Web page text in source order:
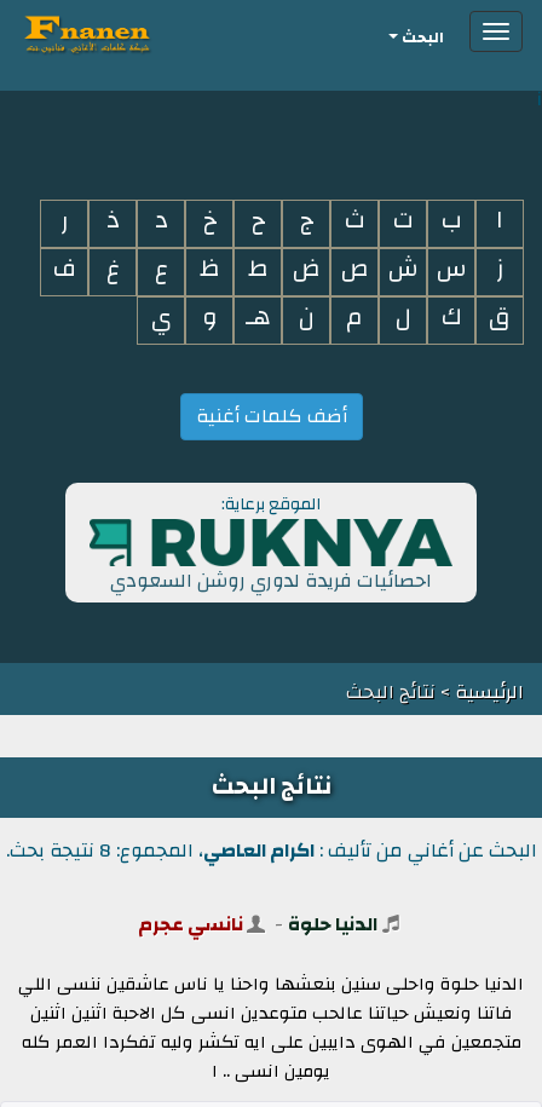
i
Toggleالبحث
ا ب ت ث ج ح خ د ذ
ر
ز
س ش ص ض ط ظ ع غ
ف
ق
ك ل م ن هـ و ي
أضف كلمات أغنية
الموقع برعاية:
احصائيات فريدة لدوري روشن السعودي
الرئيسية> نتائج البحث
نتائج البحث
البحث عن أغاني من تأليف :اكرام العاصي، المجموع: 8 نتيجة بحث.
الدنيا حلوة - نانسي عجرم
الدنيا حلوة واحلى سنين بنعشها واحنا يا ناس عاشقين ننسى اللي
فاتنا ونعيش حياتنا عالحب متوعدين انسى كل الاحبة اثنين اثنين
متجمعين في الهوى دايبين على ايه تكشر وليه تفكردا العمر كله
يومين انسى .. ا